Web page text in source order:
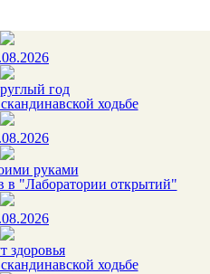
год
ходьбе
руками
в "Лаборатории открытий"
здоровья
ходьбе